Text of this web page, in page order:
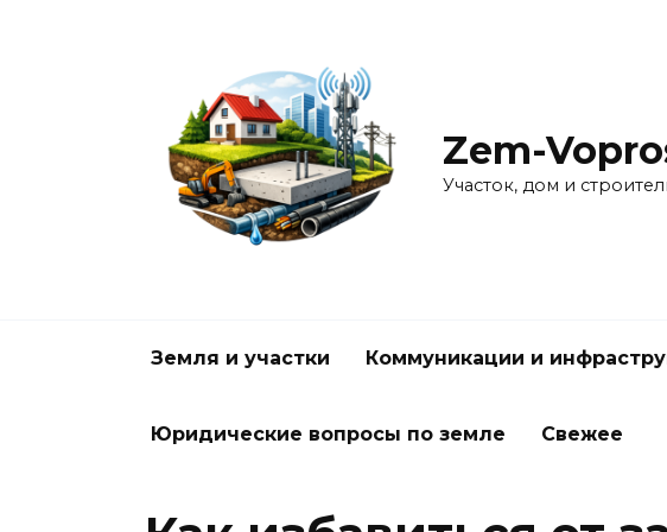
Zem-
Участок, дом и
Земля и участки Коммуникации и
Юридические вопросы по земле Свежее